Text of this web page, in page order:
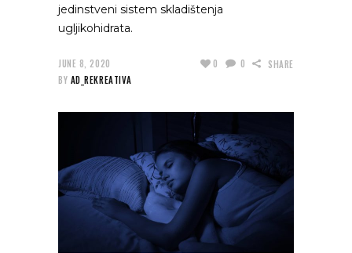
jedinstveni sistem skladištenja
ugljikohidrata.
JUNE 8, 2020
BY AD_REKREATIVA
0 0 SHARE